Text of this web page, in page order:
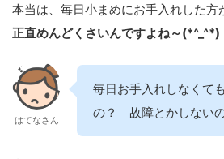
本当は、毎日小まめにお手入れした方
正直めんどくさいんですよね～(*^_^*)
はてなさん
毎日お手入れしなくて
の？ 故障とかしない